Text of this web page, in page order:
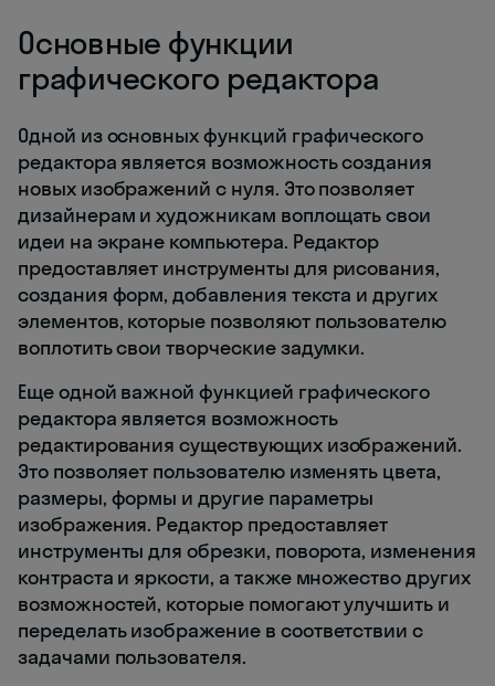
Основные функции
графического редактора
Одной из основных функций графического
редактора является возможность создания
новых изображений с нуля. Это позволяет
дизайнерам и художникам воплощать свои
идеи на экране компьютера. Редактор
предоставляет инструменты для рисования,
создания форм, добавления текста и других
элементов, которые позволяют пользователю
воплотить свои творческие задумки.
Еще одной важной функцией графического
редактора является возможность
редактирования существующих изображений.
Это позволяет пользователю изменять цвета,
размеры, формы и другие параметры
изображения. Редактор предоставляет
инструменты для обрезки, поворота, изменения
контраста и яркости, а также множество других
возможностей, которые помогают улучшить и
переделать изображение в соответствии с
задачами пользователя.